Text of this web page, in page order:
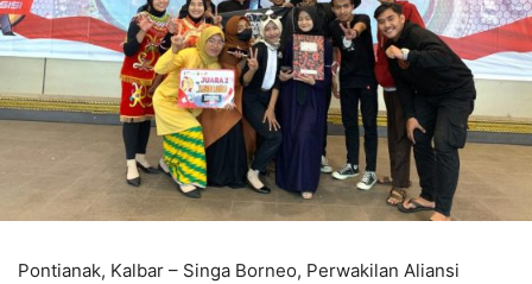
Pontianak, Kalbar – Singa Borneo, Perwakilan Aliansi